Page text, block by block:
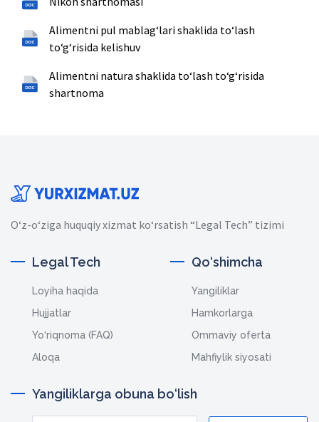
Alimentni pul mablag‘lari shaklida to‘lash
to‘g‘risida kelishuv
Alimentni natura shaklida to‘lash to‘g‘risida
shartnoma
O‘z-o‘ziga huquqiy xizmat ko‘rsatish “Legal Tech” tizimi
Legal Tech
Loyiha haqida
Hujjatlar
Yo‘riqnoma (FAQ)
Aloqa
Qo‘shimcha
Yangiliklar
Hamkorlarga
Ommaviy oferta
Mahfiylik siyosati
Yangiliklarga obuna bo‘lish